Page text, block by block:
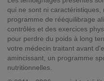
qui ne sont ni
programme de rééquilibrage
contrôlés et des exercices
pour perdre du poids à long
votre médecin traitant avant
amincissant, un programme
nutritionnelles.